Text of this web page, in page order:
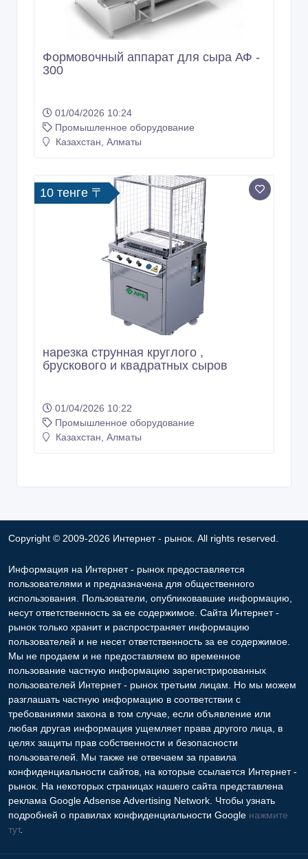
Формовочный аппарат для сыра АФ -
300
01/04/2026 10:24
Промышленное оборудование
Казахстан, Алматы
10 тенге 〒
нарезка струнная круглого ,
брускового и квадратных сыров
01/04/2026 10:22
Промышленное оборудование
Казахстан, Алматы
Copyright © 2009-2026 Интернет - рынок. All rights reserved.
Информация на Интернет - рынок предоставляется
пользователями и предназначена для общественного
использования. Пользователи, опубликовавшие информацию,
несут ответственность за ее содержимое. Сайта Интернет -
рынок только хранит и распространяет информацию
пользователей и не несет ответственность за ее содержимое.
Мы не продаем и не предоставляем во временное
пользование частную информацию зарегистрированных
пользователей Интернет - рынок третьим лицам. Но мы можем
разглашать частную информацию в соответствии с
требованиями закона в том случае, если объявление или
любая другая информация ущемляет права другого лица, в
целях защиты прав собственности и безопасности
пользователей. Мы также не отвечаем за правила
конфиденциальности сайтов, на которые ссылается Интернет -
рынок. На некоторых страницах нашего сайта представлена
реклама Google Adsense Advertising Network. Чтобы узнать
подробней о правилах конфиденциальности Google нажмите
тут.